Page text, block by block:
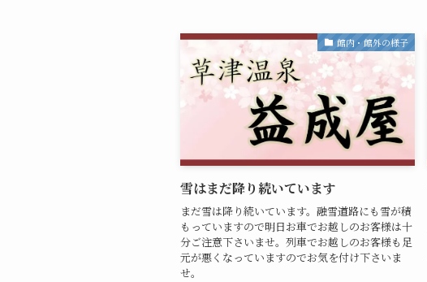
館内・館外の様子
雪はまだ降り続いています
まだ雪は降り続いています。融雪道路にも雪が積
もっていますので明日お車でお越しのお客様は十
分ご注意下さいませ。列車でお越しのお客様も足
元が悪くなっていますのでお気を付け下さいま
せ。